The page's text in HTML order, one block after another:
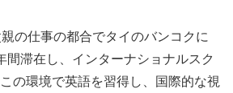
の仕事の都合でタイのバンコクに
間滞在し、インターナショナルスク
の環境で英語を習得し、国際的な視